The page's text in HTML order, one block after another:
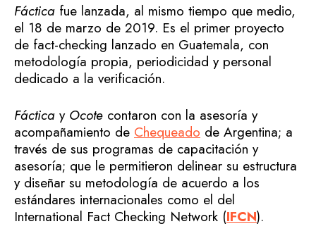
Fáctica fue lanzada, al mismo tiempo que medio,
el 18 de marzo de 2019. Es el primer proyecto
de fact-checking lanzado en Guatemala, con
metodología propia, periodicidad y personal
dedicado a la verificación.
Fáctica y Ocote contaron con la asesoría y
acompañamiento de Chequeado de Argentina; a
través de sus programas de capacitación y
asesoría; que le permitieron delinear su estructura
y diseñar su metodología de acuerdo a los
estándares internacionales como el del
International Fact Checking Network (IFCN).